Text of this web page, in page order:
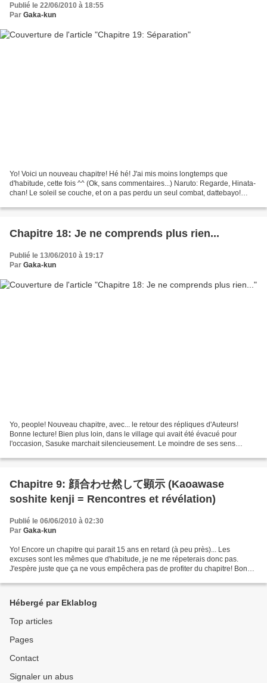
Publié le 22/06/2010 à 18:55
Par Gaka-kun
Yo! Voici un nouveau chapitre! Hé hé! J'ai mis moins longtemps que
d'habitude, cette fois ^^ (Ok, sans commentaires...) Naruto: Regarde, Hinata-
chan! Le soleil se couche, et on a pas perdu un seul combat, dattebayo!
Chapitre 18: Je ne comprends plus rien...
Publié le 13/06/2010 à 19:17
Par Gaka-kun
Yo, people! Nouveau chapitre, avec... le retour des répliques d'Auteurs!
Bonne lecture! Bien plus loin, dans le village qui avait été évacué pour
l'occasion, Sasuke marchait silencieusement. Le moindre de ses sens
Chapitre 9: 顔合わせ然して顕示 (Kaoawase
soshite kenji = Rencontres et révélation)
Publié le 06/06/2010 à 02:30
Par Gaka-kun
Yo! Encore un chapitre qui parait 15 ans en retard (à peu près)... Les
excuses sont les mêmes que d'habitude, je ne me répeterais donc pas.
J'espère juste que ça ne vous empêchera pas de profiter du chapitre! Bonne
Hébergé par Eklablog
Top articles
Pages
Contact
Signaler un abus